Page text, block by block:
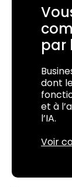
par
dont
et à
l’IA.
Voir